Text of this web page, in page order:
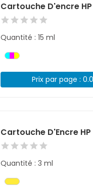
Cartouche D'encre
Quantité : 15 ml
Prix par page :
Cartouche D'Encre
Quantité : 3 ml